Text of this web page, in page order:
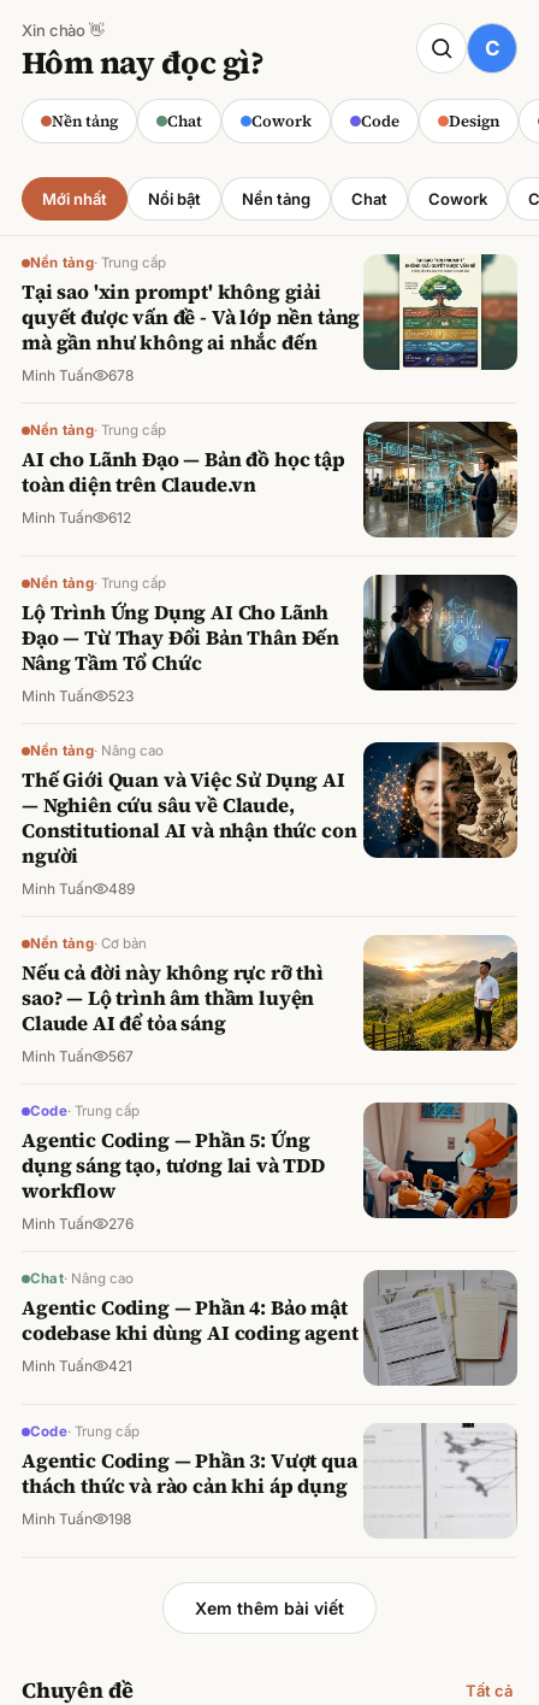
Xin chào 👋
Hôm nay đọc gì?
Nền tảng Chat Cowork Code Design
CODE
Claude cho Sales: Dự báo doanh số
chính xác
Minh Tuấn ·800 lượt xem
Mới nhất Nổi bật Nền tảng Chat Cowork
Nền tảng· Trung cấp
Tại sao 'xin prompt' không giải
quyết được vấn đề - Và lớp nền tảng
mà gần như không ai nhắc đến
Minh Tuấn 678
Nền tảng· Trung cấp
AI cho Lãnh Đạo — Bản đồ học tập
toàn diện trên Claude.vn
Minh Tuấn 612
Nền tảng· Trung cấp
Lộ Trình Ứng Dụng AI Cho Lãnh
Đạo — Từ Thay Đổi Bản Thân Đến
Nâng Tầm Tổ Chức
Minh Tuấn 523
Nền tảng· Nâng cao
Thế Giới Quan và Việc Sử Dụng AI
— Nghiên cứu sâu về Claude,
Constitutional AI và nhận thức con
người
Minh Tuấn 489
Nền tảng· Cơ bản
Nếu cả đời này không rực rỡ thì
sao? — Lộ trình âm thầm luyện
Claude AI để tỏa sáng
Minh Tuấn 567
Code· Trung cấp
Agentic Coding — Phần 5: Ứng
dụng sáng tạo, tương lai và TDD
workflow
Minh Tuấn 276
Chat· Nâng cao
Agentic Coding — Phần 4: Bảo mật
codebase khi dùng AI coding agent
Minh Tuấn 421
Code· Trung cấp
Agentic Coding — Phần 3: Vượt qua
thách thức và rào cản khi áp dụng
Minh Tuấn 198
Xem thêm bài viết
Chuyên đề Tất cả